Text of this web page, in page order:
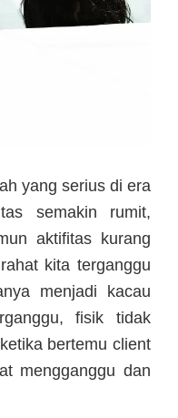
yang serius di era
semakin rumit,
aktifitas kurang
kita terganggu
menjadi kacau
fisik tidak
bertemu client
mengganggu dan